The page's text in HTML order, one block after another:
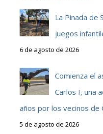
La Pinada de
juegos
6 de agosto de 2026
Comienza el
Carlos I, una
años por los vecinos de
5 de agosto de 2026